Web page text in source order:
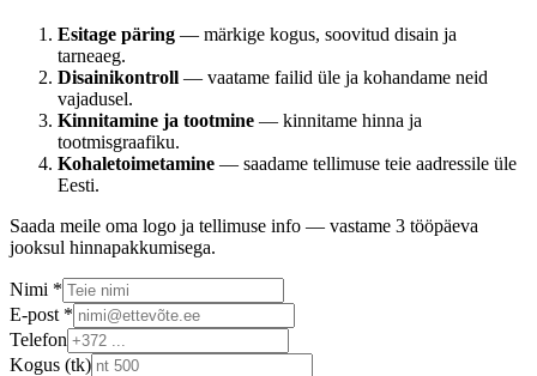
Esitage päring — märkige kogus, soovitud disain ja
tarneaeg.
Disainikontroll — vaatame failid üle ja kohandame neid
vajadusel.
Kinnitamine ja tootmine — kinnitame hinna ja
tootmisgraafiku.
Kohaletoimetamine — saadame tellimuse teie aadressile üle
Eesti.
Saada meile oma logo ja tellimuse info — vastame 3 tööpäeva
jooksul hinnapakkumisega.
Nimi *
E-post *
Telefon
Kogus (tk)